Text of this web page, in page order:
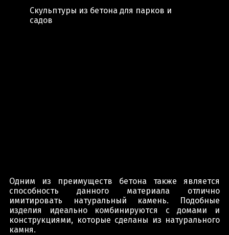
Скульптуры из бетона для парков и
садов
Одним из преимуществ бетона также является
способность данного материала отлично
имитировать натуральный камень. Подобные
изделия идеально комбинируются с домами и
конструкциями, которые сделаны из натурального
камня.